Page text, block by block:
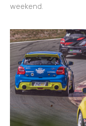
weekend.